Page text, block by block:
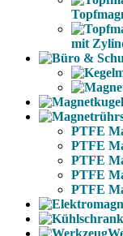
mit
PTFE
PTFE
PTFE
PTFE
PTFE